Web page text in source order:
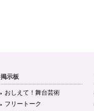
掲示板
おしえて！舞台芸術
フリートーク